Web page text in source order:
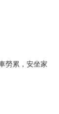
勞累，安坐家